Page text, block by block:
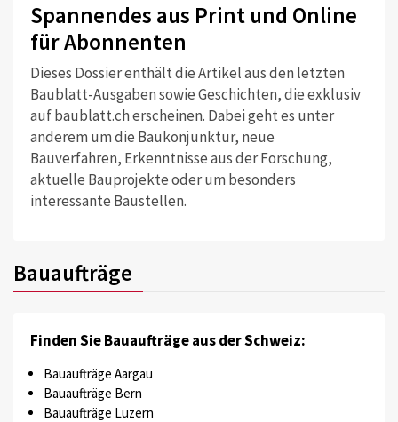
Spannendes aus Print und Online
für Abonnenten
Dieses Dossier enthält die Artikel aus den letzten
Baublatt-Ausgaben sowie Geschichten, die exklusiv
auf baublatt.ch erscheinen. Dabei geht es unter
anderem um die Baukonjunktur, neue
Bauverfahren, Erkenntnisse aus der Forschung,
aktuelle Bauprojekte oder um besonders
interessante Baustellen.
Bauaufträge
Finden Sie Bauaufträge aus der Schweiz:
Bauaufträge Aargau
Bauaufträge Bern
Bauaufträge Luzern